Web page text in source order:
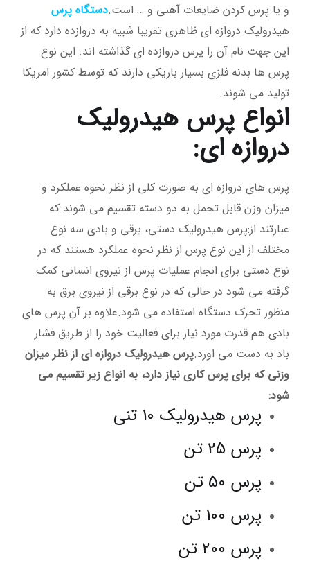
و یا پرس کردن ضایعات آهنی و … است.دستگاه پرس
هیدرولیک دروازه ای ظاهری تقریبا شبیه به دروازده دارد که از
این جهت نام آن را پرس دروازده ای گذاشته اند. این نوع
پرس ها بدنه فلزی بسیار باریکی دارند که توسط کشور امریکا
تولید می شوند.
انواع پرس هیدرولیک
دروازه ای:
پرس های دروازه ای به صورت کلی از نظر نحوه عملکرد و
میزان وزن قابل تحمل به دو دسته تقسیم می شوند که
عبارتند از:پرس هیدرولیک دستی، برقی و بادی سه نوع
مختلف از این نوع پرس از نظر نحوه عملکرد هستند که در
نوع دستی برای انجام عملیات پرس از نیروی انسانی کمک
گرفته می شود در حالی که در نوع برقی از نیروی برق به
منظور تحرک دستگاه استفاده می شود.علاوه بر آن پرس های
بادی هم قدرت مورد نیاز برای فعالیت خود را از طریق فشار
باد به دست می اورد.پرس هیدرولیک دروازه ای از نظر میزان
وزنی که برای پرس کاری نیاز دارد، به انواع زیر تقسیم می
شود:
پرس هیدرولیک 10 تنی
پرس 25 تن
پرس 50 تن
پرس 100 تن
پرس 200 تن